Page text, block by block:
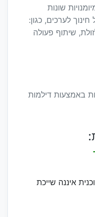
שונות
לערכים, כגון:
שיתוף פעולה
באמצעות דילמות
איננה שייכת